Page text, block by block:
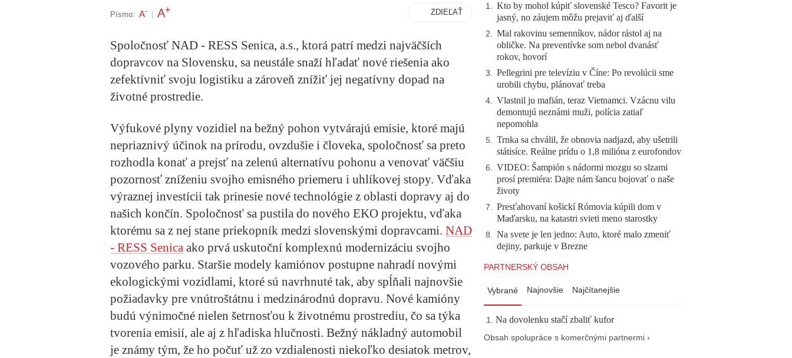
Písmo: A- A+ ZDIEĽAŤ
Spoločnosť NAD - RESS Senica, a.s., ktorá patrí medzi najväčších
dopravcov na Slovensku, sa neustále snaží hľadať nové riešenia ako
zefektívniť svoju logistiku a zároveň znížiť jej negatívny dopad na
životné prostredie.
Výfukové plyny vozidiel na bežný pohon vytvárajú emisie, ktoré majú
nepriaznivý účinok na prírodu, ovzdušie i človeka, spoločnosť sa preto
rozhodla konať a prejsť na zelenú alternatívu pohonu a venovať väčšiu
pozornosť zníženiu svojho emisného priemeru i uhlíkovej stopy. Vďaka
výraznej investícii tak prinesie nové technológie z oblasti dopravy aj do
našich končín. Spoločnosť sa pustila do nového EKO projektu, vďaka
ktorému sa z nej stane priekopník medzi slovenskými dopravcami. NAD
- RESS Senica ako prvá uskutoční komplexnú modernizáciu svojho
vozového parku. Staršie modely kamiónov postupne nahradí novými
ekologickými vozidlami, ktoré sú navrhnuté tak, aby spĺňali najnovšie
požiadavky pre vnútroštátnu i medzinárodnú dopravu. Nové kamióny
budú výnimočné nielen šetrnosťou k životnému prostrediu, čo sa týka
tvorenia emisií, ale aj z hľadiska hlučnosti. Bežný nákladný automobil
je známy tým, že ho počuť už zo vzdialenosti niekoľko desiatok metrov,
1. Kto by mohol kúpiť slovenské Tesco? Favorit je
jasný, no záujem môžu prejaviť aj ďalší
2. Mal rakovinu semenníkov, nádor rástol aj na
obličke. Na preventívke som nebol dvanásť
rokov, hovorí
3. Pellegrini pre televíziu v Číne: Po revolúcii sme
urobili chybu, plánovať treba
4. Vlastnil ju mafián, teraz Vietnamci. Vzácnu vilu
demontujú neznámi muži, polícia zatiaľ
nepomohla
5. Trnka sa chválil, že obnovia nadjazd, aby ušetrili
státisíce. Reálne prídu o 1,8 milióna z eurofondov
6. VIDEO: Šampión s nádormi mozgu so slzami
prosí premiéra: Dajte nám šancu bojovať o naše
životy
7. Presťahovaní košickí Rómovia kúpili dom v
Maďarsku, na katastri svieti meno starostky
8. Na svete je len jedno: Auto, ktoré malo zmeniť
dejiny, parkuje v Brezne
PARTNERSKÝ OBSAH
Vybrané Najnovšie Najčítanejšie
Na dovolenku stačí zbaliť kufor
Obsah spolupráce s komerčnými partnermi ›